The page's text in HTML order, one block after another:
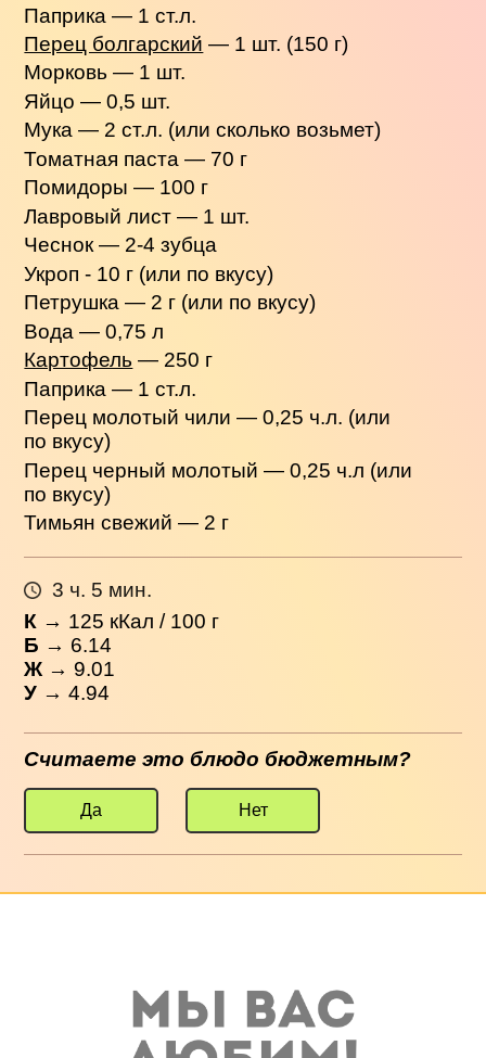
Паприка — 1 ст.л.
Перец болгарский — 1 шт. (150 г)
Морковь — 1 шт.
Яйцо — 0,5 шт.
Мука — 2 ст.л. (или сколько возьмет)
Томатная паста — 70 г
Помидоры — 100 г
Лавровый лист — 1 шт.
Чеснок — 2-4 зубца
Укроп - 10 г (или по вкусу)
Петрушка — 2 г (или по вкусу)
Вода — 0,75 л
Картофель — 250 г
Паприка — 1 ст.л.
Перец молотый чили — 0,25 ч.л. (или
по вкусу)
Перец черный молотый — 0,25 ч.л (или
по вкусу)
Тимьян свежий — 2 г
3 ч. 5 мин.
К → 125 кКал / 100 г
Б → 6.14
Ж → 9.01
У → 4.94
Считаете это блюдо бюджетным?
Да Нет